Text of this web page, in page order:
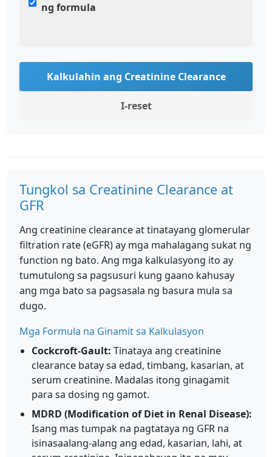
ng formula
Kalkulahin ang Creatinine Clearance
I-reset
Tungkol sa Creatinine Clearance at
GFR
Ang creatinine clearance at tinatayang glomerular
filtration rate (eGFR) ay mga mahalagang sukat ng
function ng bato. Ang mga kalkulasyong ito ay
tumutulong sa pagsusuri kung gaano kahusay
ang mga bato sa pagsasala ng basura mula sa
dugo.
Mga Formula na Ginamit sa Kalkulasyon
Cockcroft-Gault: Tinataya ang creatinine
clearance batay sa edad, timbang, kasarian, at
serum creatinine. Madalas itong ginagamit
para sa dosing ng gamot.
MDRD (Modification of Diet in Renal Disease):
Isang mas tumpak na pagtataya ng GFR na
isinasaalang-alang ang edad, kasarian, lahi, at